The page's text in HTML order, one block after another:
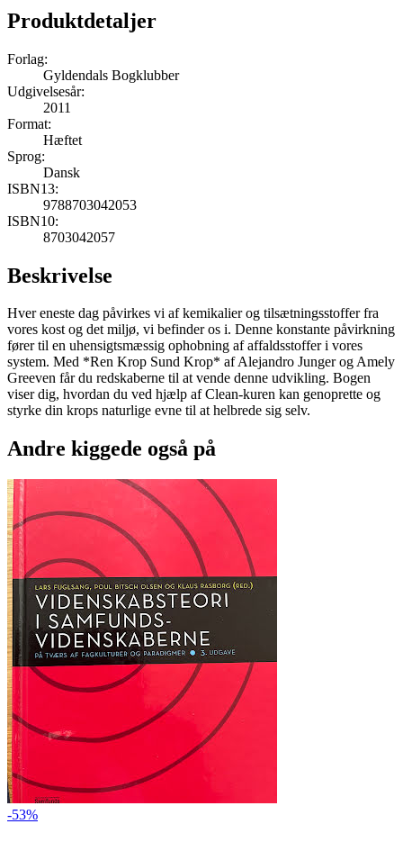
Produktdetaljer
Forlag:
Gyldendals Bogklubber
Udgivelsesår:
2011
Format:
Hæftet
Sprog:
Dansk
ISBN13:
9788703042053
ISBN10:
8703042057
Beskrivelse
Hver eneste dag påvirkes vi af kemikalier og tilsætningsstoffer fra
vores kost og det miljø, vi befinder os i. Denne konstante påvirkning
fører til en uhensigtsmæssig ophobning af affaldsstoffer i vores
system. Med *Ren Krop Sund Krop* af Alejandro Junger og Amely
Greeven får du redskaberne til at vende denne udvikling. Bogen
viser dig, hvordan du ved hjælp af Clean-kuren kan genoprette og
styrke din krops naturlige evne til at helbrede sig selv.
Andre kiggede også på
-53%